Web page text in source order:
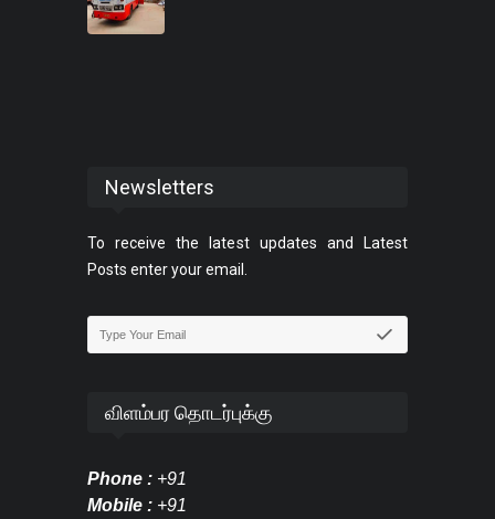
Newsletters
To receive the latest updates and Latest
Posts enter your email.
விளம்பர தொடர்புக்கு
Phone : +91
Mobile : +91